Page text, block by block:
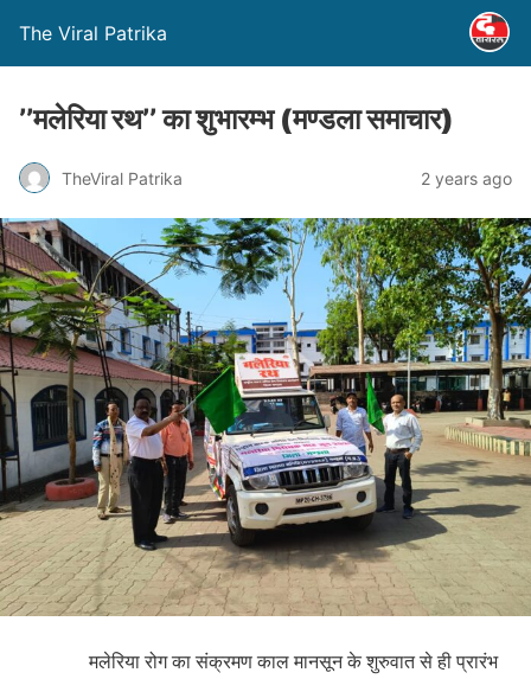
The Viral Patrika
’’मलेरिया रथ’’ का शुभारम्भ (मण्‍डला समाचार)
TheViral Patrika 2 years ago
मलेरिया रोग का संक्रमण काल मानसून के शुरुवात से ही प्रारंभ